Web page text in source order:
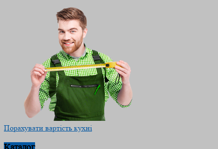
Порахувати вартість кухні